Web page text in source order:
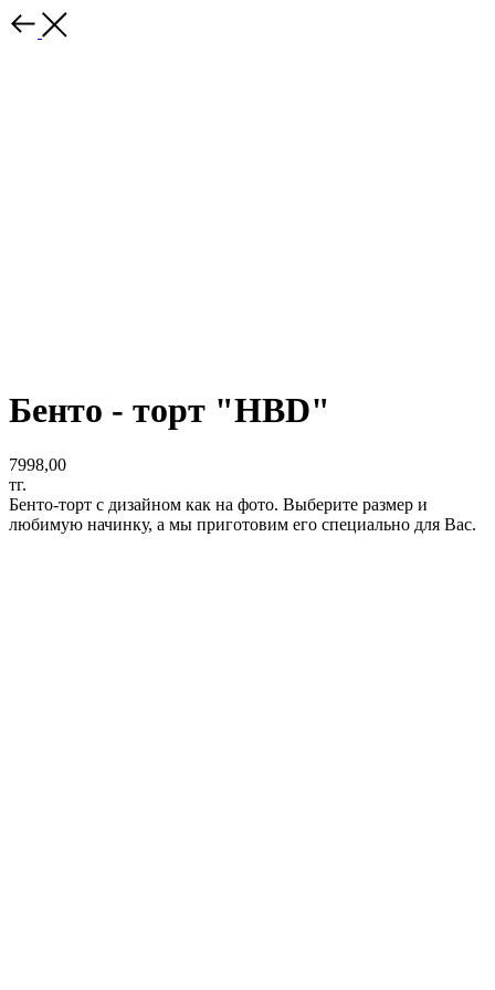
Бенто - торт "HBD"
7998,00
тг.
Бенто-торт с дизайном как на фото. Выберите размер и
любимую начинку, а мы приготовим его специально для Вас.